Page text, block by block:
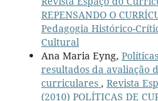
REPENSANDO O
Pedagogia Histórico-
Cultural
Ana Maria Eyng,
resultados da avaliação
curriculares , Revista
(2010) POLÍTICAS DE